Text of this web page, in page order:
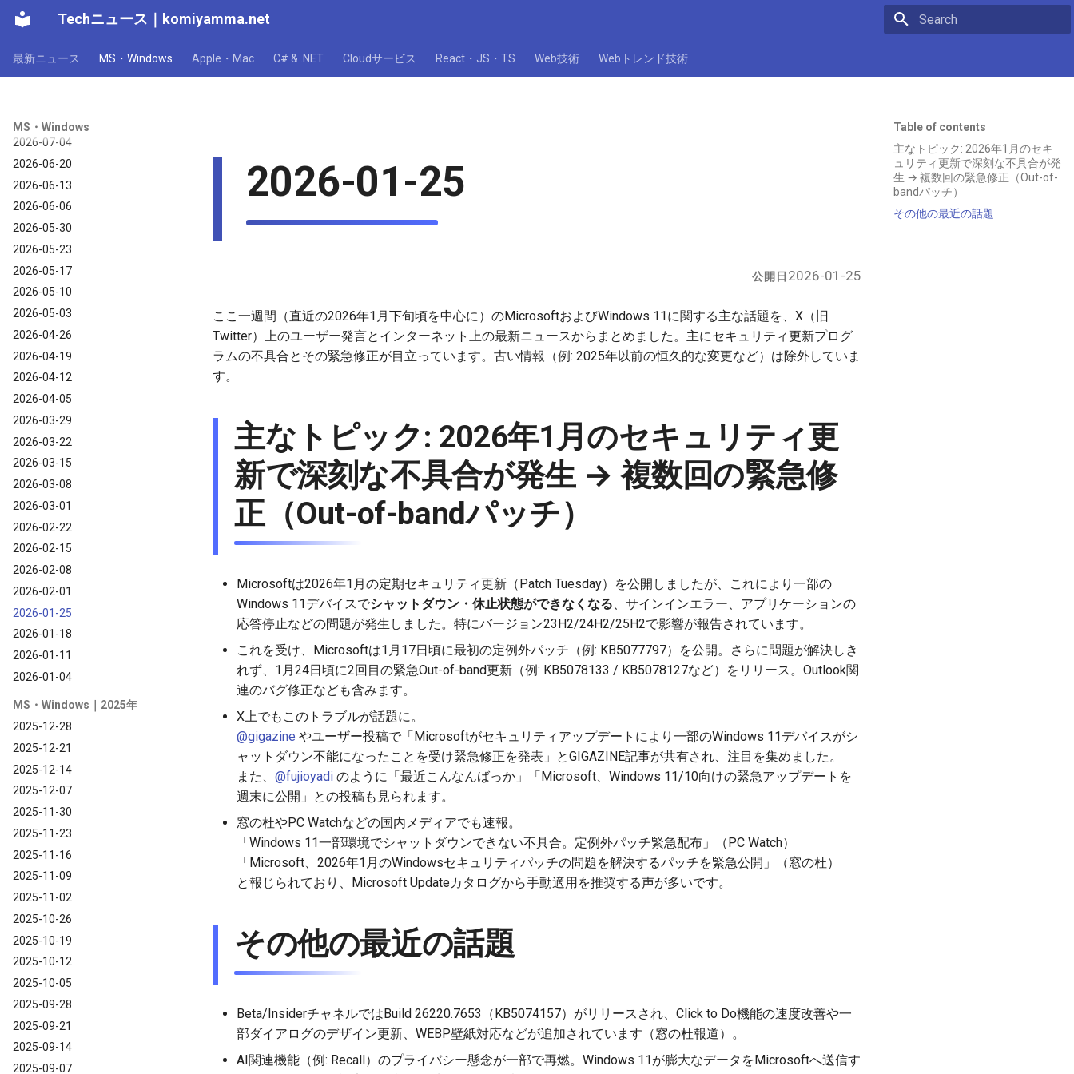
Techニュース komiyamma.net
最新ニュース MS・Windows Apple・Mac C# & .NET Cloudサービス React・JS・TS Web技術 Webトレンド技術
MS・Windows
2026-07-11
2026-07-04
2026-06-20
2026-06-13
2026-06-06
2026-05-30
2026-05-23
2026-05-17
2026-05-10
2026-05-03
2026-04-26
2026-04-19
2026-04-12
2026-04-05
2026-03-29
2026-03-22
2026-03-15
2026-03-08
2026-03-01
2026-02-22
2026-02-15
2026-02-08
2026-02-01
2026-01-25
2026-01-18
2026-01-11
2026-01-04
MS・Windows｜2025年
2025-12-28
2025-12-21
2025-12-14
2025-12-07
2025-11-30
2025-11-23
2025-11-16
2025-11-09
2025-11-02
2025-10-26
2025-10-19
2025-10-12
2025-10-05
2025-09-28
2025-09-21
2025-09-14
2025-09-07
Table of contents
主なトピック: 2026年1月のセキ
ュリティ更新で深刻な不具合が発
生 → 複数回の緊急修正（Out-of-
bandパッチ）
その他の最近の話題
2026-01-25
公開日 2026-01-25
ここ一週間（直近の2026年1月下旬頃を中心に）のMicrosoftおよびWindows 11に関する主な話題を、X（旧
Twitter）上のユーザー発言とインターネット上の最新ニュースからまとめました。主にセキュリティ更新プログ
ラムの不具合とその緊急修正が目立っています。古い情報（例: 2025年以前の恒久的な変更など）は除外していま
す。
主なトピック: 2026年1月のセキュリティ更
新で深刻な不具合が発生 → 複数回の緊急修
正（Out-of-bandパッチ）
Microsoftは2026年1月の定期セキュリティ更新（Patch Tuesday）を公開しましたが、これにより一部の
Windows 11デバイスでシャットダウン・休止状態ができなくなる、サインインエラー、アプリケーションの
応答停止などの問題が発生しました。特にバージョン23H2/24H2/25H2で影響が報告されています。
これを受け、Microsoftは1月17日頃に最初の定例外パッチ（例: KB5077797）を公開。さらに問題が解決しき
れず、1月24日頃に2回目の緊急Out-of-band更新（例: KB5078133 / KB5078127など）をリリース。Outlook関
連のバグ修正なども含みます。
X上でもこのトラブルが話題に。
@gigazine やユーザー投稿で「Microsoftがセキュリティアップデートにより一部のWindows 11デバイスがシ
ャットダウン不能になったことを受け緊急修正を発表」とGIGAZINE記事が共有され、注目を集めました。
また、 @fujioyadi のように「最近こんなんばっか」「Microsoft、Windows 11/10向けの緊急アップデートを
週末に公開」との投稿も見られます。
窓の杜やPC Watchなどの国内メディアでも速報。
「Windows 11一部環境でシャットダウンできない不具合。定例外パッチ緊急配布」（PC Watch）
「Microsoft、2026年1月のWindowsセキュリティパッチの問題を解決するパッチを緊急公開」（窓の杜）
と報じられており、Microsoft Updateカタログから手動適用を推奨する声が多いです。
その他の最近の話題
Beta/InsiderチャネルではBuild 26220.7653（KB5074157）がリリースされ、Click to Do機能の速度改善や一
部ダイアログのデザイン更新、WEBP壁紙対応などが追加されています（窓の杜報道）。
AI関連機能（例: Recall）のプライバシー懸念が一部で再燃。Windows 11が膨大なデータをMicrosoftへ送信す